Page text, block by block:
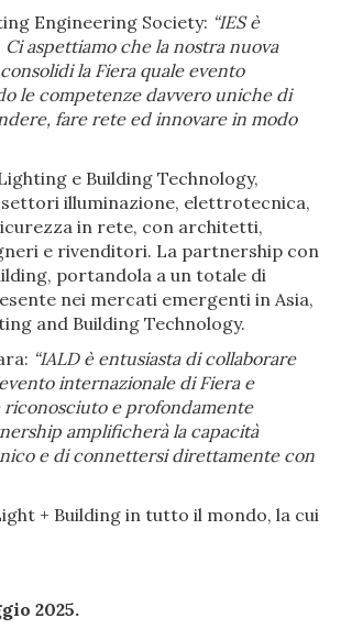
Engineering Society: “IES è
aspettiamo che la nostra nuova
la Fiera quale evento
le competenze davvero uniche di
fare rete ed innovare in modo
e Building Technology,
illuminazione, elettrotecnica,
in rete, con architetti,
e rivenditori. La partnership con
portandola a un totale di
nei mercati emergenti in Asia,
and Building Technology.
“IALD è entusiasta di collaborare
internazionale di Fiera e
e profondamente
amplificherà la capacità
e di connettersi direttamente con
+ Building in tutto il mondo, la cui
2025.